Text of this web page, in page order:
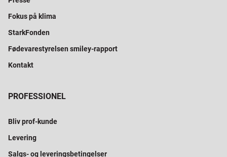
Fokus på klima
StarkFonden
Fødevarestyrelsen smiley-rapport
Kontakt
PROFESSIONEL
Bliv prof-kunde
Levering
Salgs- og leveringsbetingelser